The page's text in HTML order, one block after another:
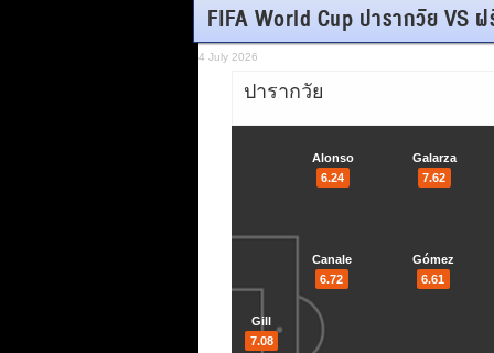
FIFA World Cup ปารากวัย VS
4 July 2026
ปารากวัย
Gill
7.08
Alonso
6.24
Canale
6.72
Galarza
7.62
Gómez
6.61